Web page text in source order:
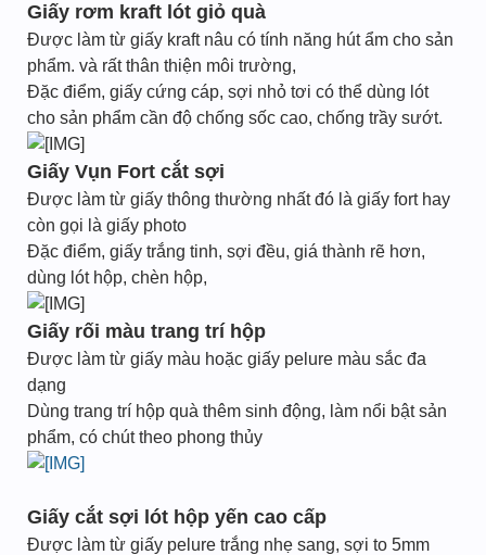
Giấy rơm kraft lót giỏ quà
Được làm từ giấy kraft nâu có tính năng hút ẩm cho sản
phẩm. và rất thân thiện môi trường,
Đặc điểm, giấy cứng cáp, sợi nhỏ tơi có thể dùng lót
cho sản phẩm cần độ chống sốc cao, chống trầy sướt.
Giấy Vụn Fort cắt sợi
Được làm từ giấy thông thường nhất đó là giấy fort hay
còn gọi là giấy photo
Đặc điểm, giấy trắng tinh, sợi đều, giá thành rẽ hơn,
dùng lót hộp, chèn hộp,
Giấy rối màu trang trí hộp
Được làm từ giấy màu hoặc giấy pelure màu sắc đa
dạng
Dùng trang trí hộp quà thêm sinh động, làm nổi bật sản
phẩm, có chút theo phong thủy
Giấy cắt sợi lót hộp yến cao cấp
Được làm từ giấy pelure trắng nhẹ sang, sợi to 5mm